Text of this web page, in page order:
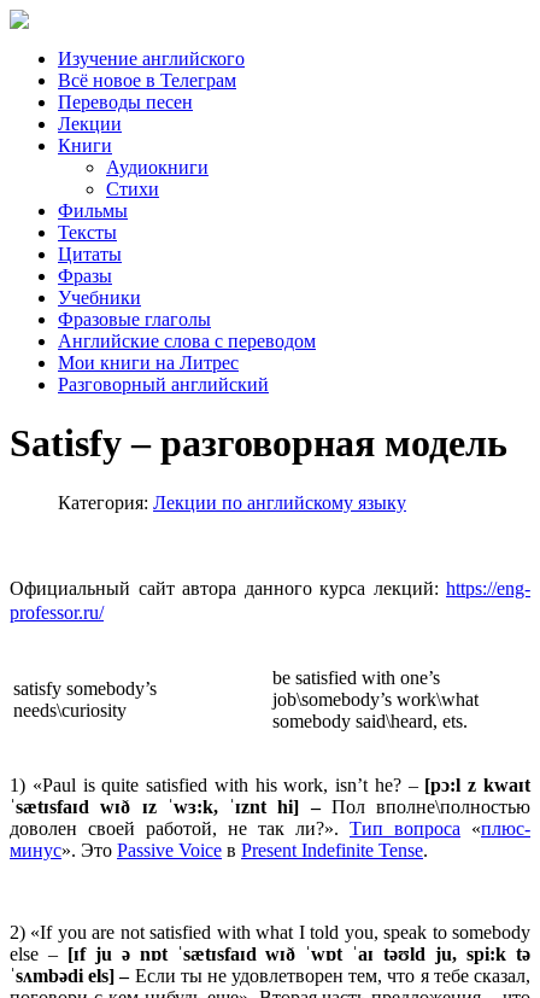
Изучение английского
Всё новое в Телеграм
Переводы песен
Лекции
Книги
Аудиокниги
Стихи
Фильмы
Тексты
Цитаты
Фразы
Учебники
Фразовые глаголы
Английские слова с переводом
Мои книги на Литрес
Разговорный английский
Satisfy – разговорная модель
Категория: Лекции по английскому языку
Официальный сайт автора данного курса лекций: https://eng-
professor.ru/
satisfy somebody’s
needs\curiosity
be satisfied with one’s
job\somebody’s work\what
somebody said\heard, ets.
1) «Paul is quite satisfied with his work, isn’t he? –[pɔ:l z kwaɪt
ˈsætɪsfaɪd wɪð ɪz ˈwɜ:k, ˈɪznt hi] –Пол вполне\полностью
доволен своей работой, не так ли?». Тип вопроса «плюс-
минус». Это Passive Voice в Present Indefinite Tense.
2) «If you are not satisfied with what I told you, speak to somebody
else –[ɪf ju ə nɒt ˈsætɪsfaɪd wɪð ˈwɒt ˈaɪ təʊld ju, spi:k tə
ˈsʌmbədi els] –Если ты не удовлетворен тем, что я тебе сказал,